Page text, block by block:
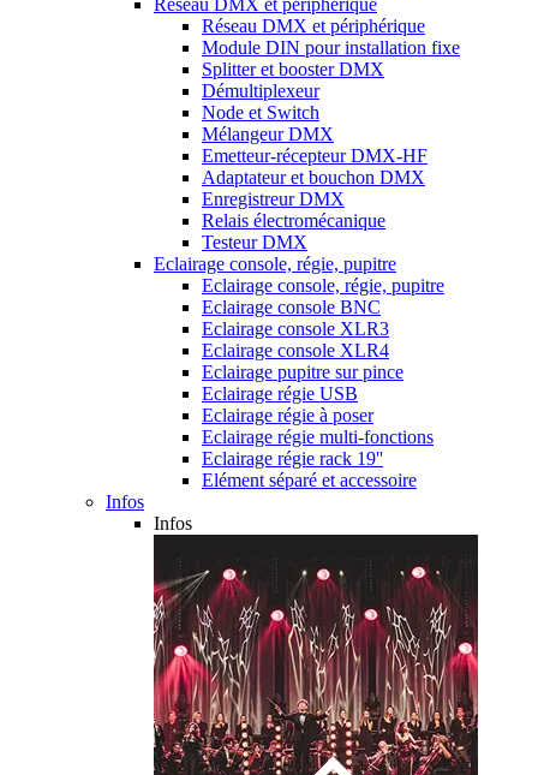
Réseau DMX et périphérique
Réseau DMX et périphérique
Module DIN pour installation fixe
Splitter et booster DMX
Démultiplexeur
Node et Switch
Mélangeur DMX
Emetteur-récepteur DMX-HF
Adaptateur et bouchon DMX
Enregistreur DMX
Relais électromécanique
Testeur DMX
Eclairage console, régie, pupitre
Eclairage console, régie, pupitre
Eclairage console BNC
Eclairage console XLR3
Eclairage console XLR4
Eclairage pupitre sur pince
Eclairage régie USB
Eclairage régie à poser
Eclairage régie multi-fonctions
Eclairage régie rack 19''
Elément séparé et accessoire
Infos
Infos